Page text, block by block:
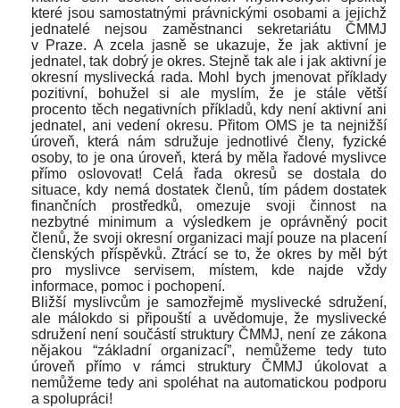
které jsou samostatnými právnickými osobami a jejichž
jednatelé nejsou zaměstnanci sekretariátu ČMMJ
v Praze. A zcela jasně se ukazuje, že jak aktivní je
jednatel, tak dobrý je okres. Stejně tak ale i jak aktivní je
okresní myslivecká rada. Mohl bych jmenovat příklady
pozitivní, bohužel si ale myslím, že je stále větší
procento těch negativních příkladů, kdy není aktivní ani
jednatel, ani vedení okresu. Přitom OMS je ta nejnižší
úroveň, která nám sdružuje jednotlivé členy, fyzické
osoby, to je ona úroveň, která by měla řadové myslivce
přímo oslovovat! Celá řada okresů se dostala do
ituace, kdy nemá dostatek členů, tím pádem dostatek
finančních prostředků, omezuje svoji činnost na
nezbytné minimum a výsledkem je oprávněný pocit
členů, že svoji okresní organizaci mají pouze na placení
členských příspěvků. Ztrácí se to, že okres by měl být
pro myslivce servisem, místem, kde najde vždy
informace, pomoc i pochopení.
Bližší myslivcům je samozřejmě myslivecké sdružení,
ale málokdo si připouští a uvědomuje, že myslivecké
družení není součástí struktury ČMMJ, není ze zákona
nějakou “základní organizací”, nemůžeme tedy tuto
úroveň přímo v rámci struktury ČMMJ úkolovat a
nemůžeme tedy ani spoléhat na automatickou podporu
a spolupráci!